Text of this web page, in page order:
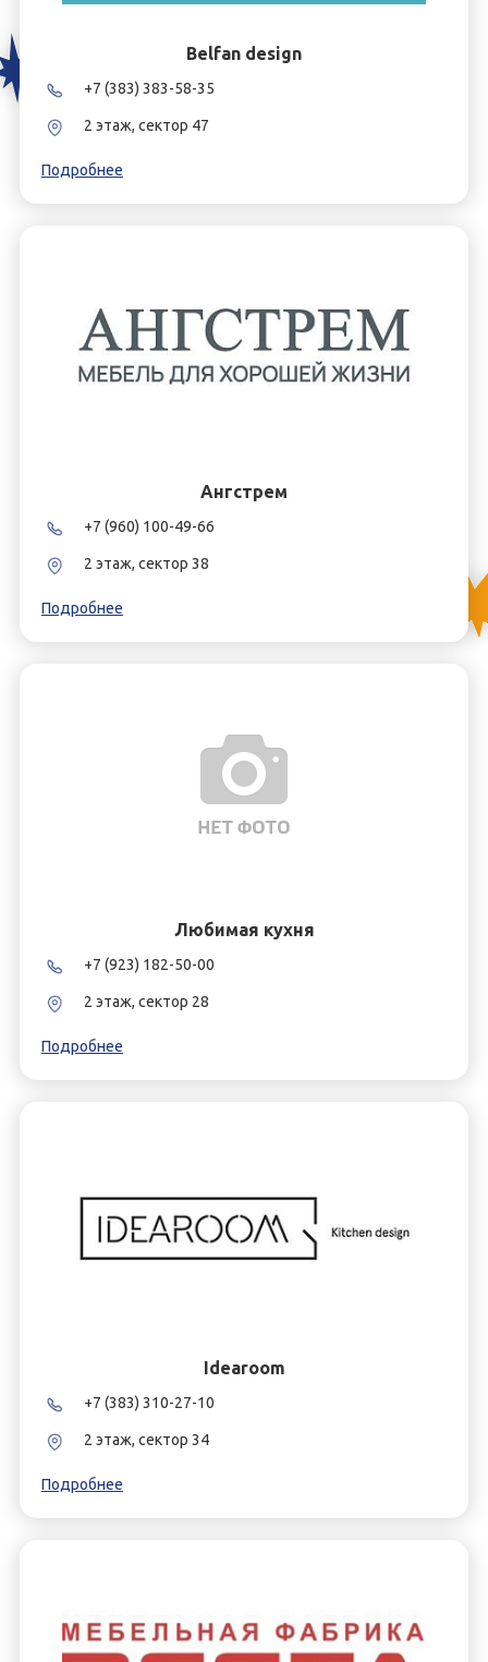
Belfan design
+7 (383) 383-58-35
2 этаж, сектор 47
Подробнее
Ангстрем
+7 (960) 100-49-66
2 этаж, сектор 38
Подробнее
Любимая кухня
+7 (923) 182-50-00
2 этаж, сектор 28
Подробнее
Idearoom
+7 (383) 310-27-10
2 этаж, сектор 34
Подробнее